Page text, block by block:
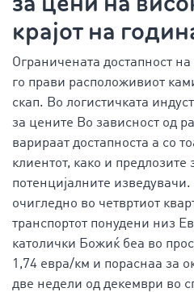
крајот на
Ограничената достапност
го прави расположивиот
скап. Во логистичката
за цените Во зависност од
варираат достапноста а со
клиентот, како и предлозите
потенцијалните
очигледно во четвртиот
транспортот понудени низ
католички Божиќ беа во
1,74 евра/км и пораснаа за
две недели од декември во